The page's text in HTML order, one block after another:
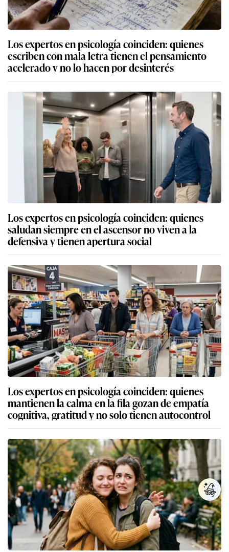
Los expertos en psicología coinciden: quienes
escriben con mala letra tienen el pensamiento
acelerado y no lo hacen por desinterés
Los expertos en psicología coinciden: quienes
saludan siempre en el ascensor no viven a la
defensiva y tienen apertura social
Los expertos en psicología coinciden: quienes
mantienen la calma en la fila gozan de empatía
cognitiva, gratitud y no solo tienen autocontrol